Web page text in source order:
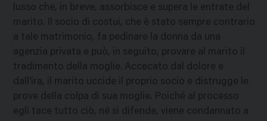
lusso che, in breve, assorbisce e supera le entrate del
marito. Il socio di costui, che è stato sempre contrario
a tale matrimonio, fa pedinare la donna da una
agenzia privata e può, in seguito, provare al marito il
tradimento della moglie. Accecato dal dolore e
dall'ira, il marito uccide il proprio socio e distrugge le
prove della colpa di sua moglie. Poiché al processo
egli tace tutto ciò, né si difende, viene condannato a